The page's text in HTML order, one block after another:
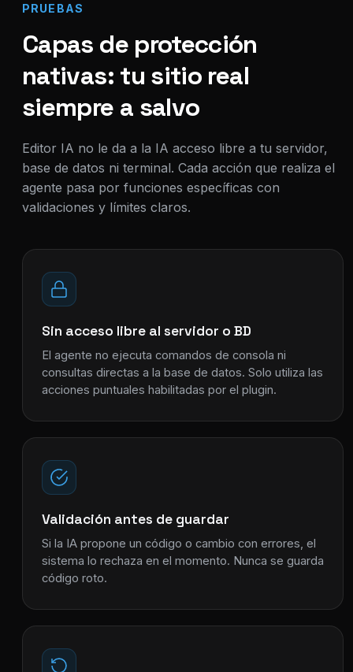
PRUEBAS
Capas de protección
nativas: tu sitio real
siempre a salvo
Editor IA no le da a la IA acceso libre a tu servidor,
base de datos ni terminal. Cada acción que realiza el
agente pasa por funciones específicas con
validaciones y límites claros.
Sin acceso libre al servidor o BD
El agente no ejecuta comandos de consola ni
consultas directas a la base de datos. Solo utiliza las
acciones puntuales habilitadas por el plugin.
Validación antes de guardar
Si la IA propone un código o cambio con errores, el
sistema lo rechaza en el momento. Nunca se guarda
código roto.